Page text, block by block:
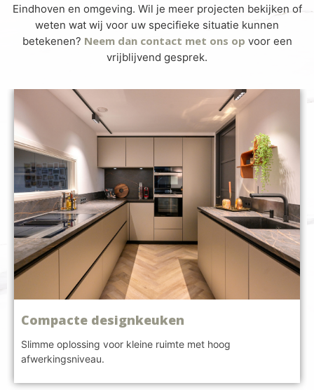
Eindhoven en omgeving. Wil je meer projecten bekijken of
weten wat wij voor uw specifieke situatie kunnen
betekenen? Neem dan contact met ons op voor een
vrijblijvend gesprek.
Compacte designkeuken
Slimme oplossing voor kleine ruimte met hoog
afwerkingsniveau.